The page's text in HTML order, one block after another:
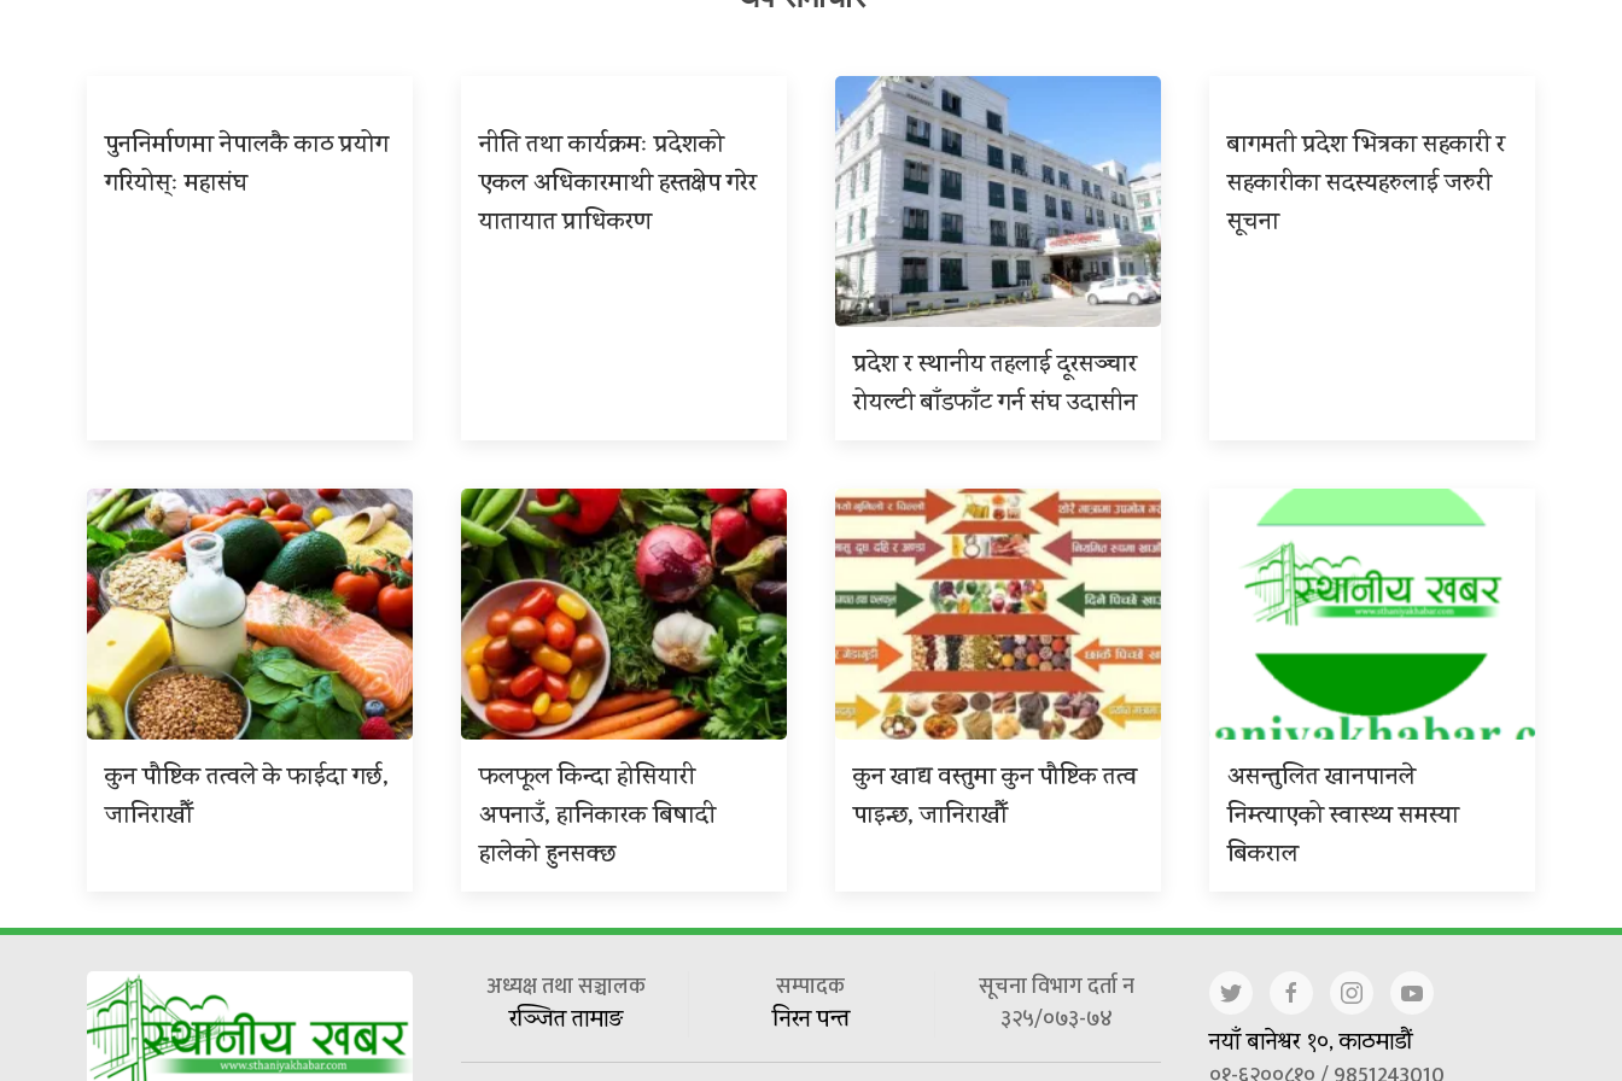
पुननिर्माणमा नेपालकै काठ प्रयोग
गरियोस्ः महासंघ
नीति तथा कार्यक्रमः प्रदेशको
एकल अधिकारमाथी हस्तक्षेप गरेर
यातायात प्राधिकरण
प्रदेश र स्थानीय तहलाई दूरसञ्चार
रोयल्टी बाँडफाँट गर्न संघ उदासीन
बागमती प्रदेश भित्रका सहकारी र
सहकारीका सदस्यहरुलाई जरुरी
सूचना
कुन पौष्टिक तत्वले के फाईदा गर्छ,
जानिराखौँ
फलफूल किन्दा होसियारी
अपनाउँ, हानिकारक बिषादी
हालेको हुनसक्छ
कुन खाद्य वस्तुमा कुन पौष्टिक तत्व
पाइन्छ, जानिराखौँ
असन्तुलित खानपानले
निम्त्याएको स्वास्थ्य समस्या
बिकराल
अध्यक्ष तथा सञ्चालक
रञ्जित तामाङ
सम्पादक
निरन पन्त
सूचना विभाग दर्ता न
३२५/०७३-७४
नयाँ बानेश्वर १०, काठमाडौं